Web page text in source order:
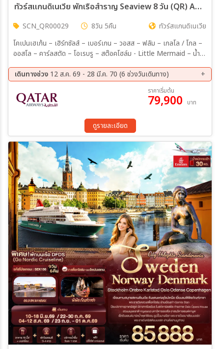
ทัวร์สแกนดิเนเวีย พักเรือสำราญ Seaview 8 วัน (QR) AUG 26 - MAR 27
SCN_QR00029 8วัน 5คืน
ทัวร์สแกนดิเนเวีย
โคเปนเฮเก้น – เฮิร์ทชัลส์ – เบอร์เกน – วอสส – ฟลัม – เกลโล / โกล –
ออสโล – คาร์ลสตัด – โอเรบรู – สต๊อคโฮล์ม - Little Mermaid – น้ำพุ
Line – รถรางขึ้นยอดเขาฟลอเยน – Bryggen – Flam Railway –
Nærøyfjord – สวนประติมากรรมวิกแลนด์ – Holmenkollen Ski
Jump – ถนนคาร์ล โจฮาน – Orebro Castle – Gamla Stan – City
Hall Stockholm – Drottninggatan เมนูอาหารพิเศษ : มื้อค่ำบนเรือ
เดินทางช่วง 12 ส.ค. 69 - 28 มี.ค. 70 (6 ช่วงวันเดินทาง)
23 ก.ย. 69 - 30 ก.ย. 69
04 ต.ค. 69 - 11 ต.ค. 69
18 ต.ค. 69 - 25 ต.ค. 69
08 พ.ย. 69 - 15 พ.ย. 69
21 มี.ค 70 - 28 มี.ค 70
ราคาเริ่มต้น
79,900 บาท
ดูรายละเอียด